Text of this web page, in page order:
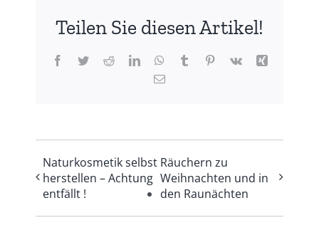
Teilen Sie diesen Artikel!
Facebook
TwitterRedditLinkedInWhatsApp
TumblrPinterest
Vk
Xing
E-
Naturkosmetik selbst
herstellen – Achtung
entfällt !
Räuchern zu
Weihnachten und in
den Raunächten